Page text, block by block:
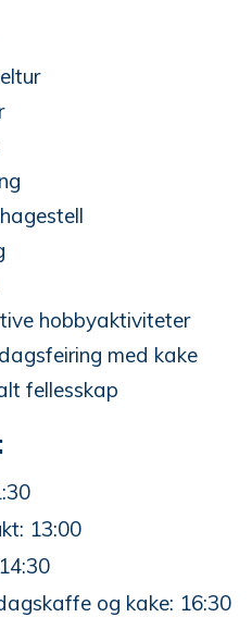
hobbyaktiviteter
med kake
fellesskap
13:00
og kake: 16:30